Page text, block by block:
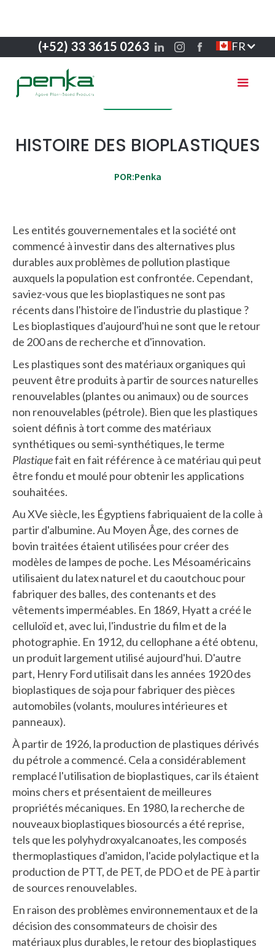
(+52) 33 3615 0263 FR
HISTOIRE DES BIOPLASTIQUES
POR:Penka
Les entités gouvernementales et la société ont
commencé à investir dans des alternatives plus
durables aux problèmes de pollution plastique
auxquels la population est confrontée. Cependant,
saviez-vous que les bioplastiques ne sont pas
récents dans l'histoire de l'industrie du plastique ?
Les bioplastiques d'aujourd'hui ne sont que le retour
de 200 ans de recherche et d'innovation.
Les plastiques sont des matériaux organiques qui
peuvent être produits à partir de sources naturelles
renouvelables (plantes ou animaux) ou de sources
non renouvelables (pétrole). Bien que les plastiques
soient définis à tort comme des matériaux
synthétiques ou semi-synthétiques, le terme
Plastiquefait en fait référence à ce matériau qui peut
être fondu et moulé pour obtenir les applications
souhaitées.
Au XVe siècle, les Égyptiens fabriquaient de la colle à
partir d'albumine. Au Moyen Âge, des cornes de
bovin traitées étaient utilisées pour créer des
modèles de lampes de poche. Les Mésoaméricains
utilisaient du latex naturel et du caoutchouc pour
fabriquer des balles, des contenants et des
vêtements imperméables. En 1869, Hyatt a créé le
celluloïd et, avec lui, l'industrie du film et de la
photographie. En 1912, du cellophane a été obtenu,
un produit largement utilisé aujourd'hui. D'autre
part, Henry Ford utilisait dans les années 1920 des
bioplastiques de soja pour fabriquer des pièces
automobiles (volants, moulures intérieures et
panneaux).
À partir de 1926, la production de plastiques dérivés
du pétrole a commencé. Cela a considérablement
remplacé l'utilisation de bioplastiques, car ils étaient
moins chers et présentaient de meilleures
propriétés mécaniques. En 1980, la recherche de
nouveaux bioplastiques biosourcés a été reprise,
tels que les polyhydroxyalcanoates, les composés
thermoplastiques d'amidon, l'acide polylactique et la
production de PTT, de PET, de PDO et de PE à partir
de sources renouvelables.
En raison des problèmes environnementaux et de la
décision des consommateurs de choisir des
matériaux plus durables, le retour des bioplastiques